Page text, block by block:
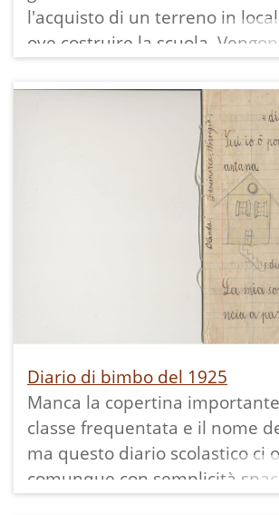
l'acquisto di un terreno in
ove costruire la scuola.
coltura dei gelsi. In accordo
di due terreni attigui viene
prezzo totale di 438 corone
Diario di bimbo del 1925
Manca la copertina
classe frequentata e il nome
ma questo diario scolastico ci
comunque con semplicità